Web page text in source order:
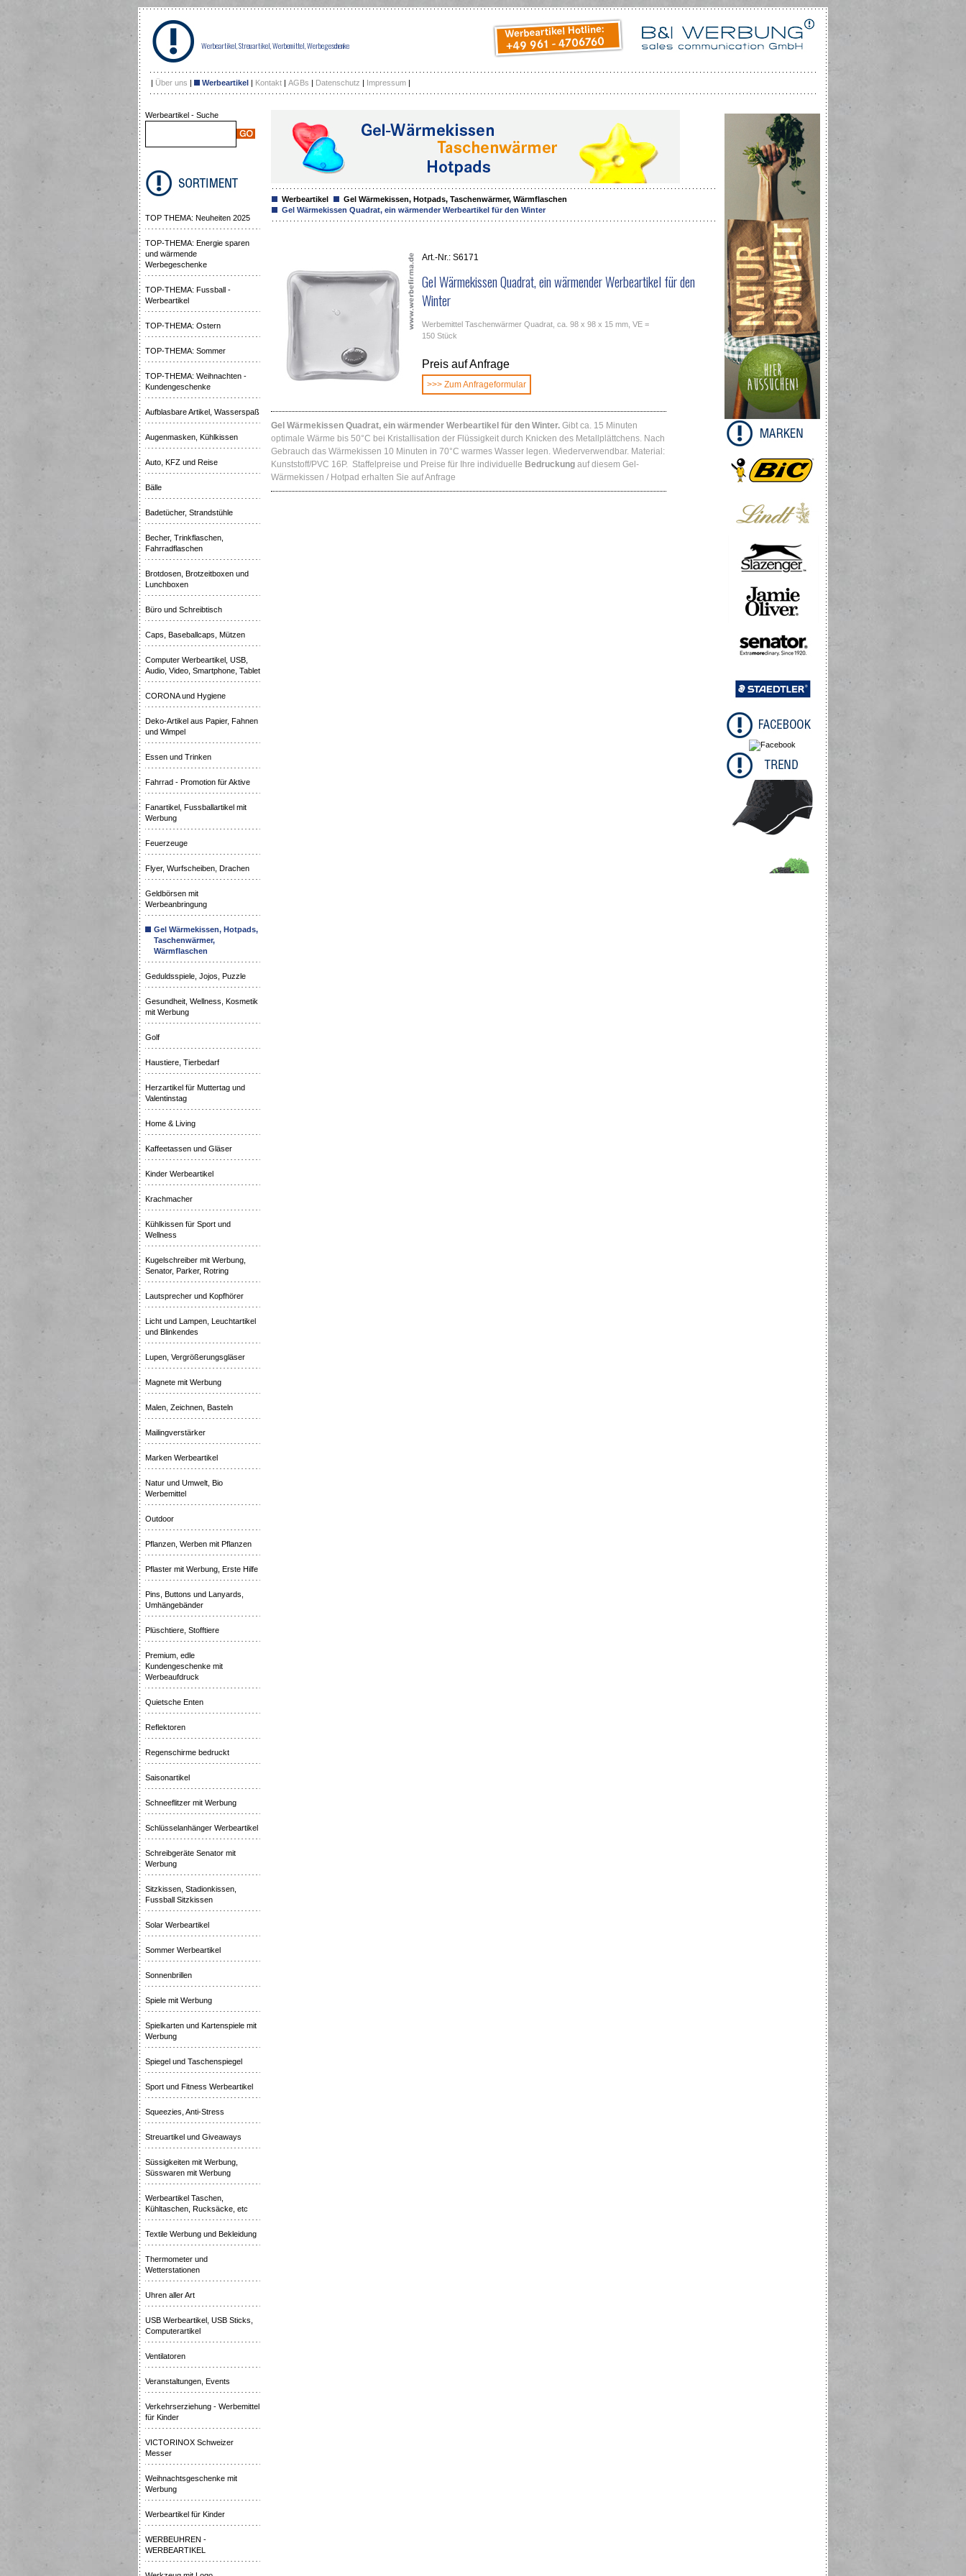
Werbeartikel, Streuartikel, Werbemittel, Werbegeschenke
| Über uns | Werbeartikel | Kontakt | AGBs | Datenschutz | Impressum |
Werbeartikel
Gel Wärmekissen, Hotpads, Taschenwärmer, Wärmflaschen
Gel Wärmekissen Quadrat, ein wärmender Werbeartikel für den Winter
Art.-Nr.: S6171
Gel Wärmekissen Quadrat, ein wärmender Werbeartikel für den
Winter
Werbemittel Taschenwärmer Quadrat, ca. 98 x 98 x 15 mm, VE =
150 Stück
Preis auf Anfrage
>>> Zum Anfrageformular
Gel Wärmekissen Quadrat, ein wärmender Werbeartikel für den Winter. Gibt ca. 15 Minuten
optimale Wärme bis 50°C bei Kristallisation der Flüssigkeit durch Knicken des Metallplättchens. Nach
Gebrauch das Wärmekissen 10 Minuten in 70°C warmes Wasser legen. Wiederverwendbar. Material:
Kunststoff/PVC 16P. Staffelpreise und Preise für Ihre individuelle Bedruckung auf diesem Gel-
Wärmekissen / Hotpad erhalten Sie auf Anfrage
Werbeartikel - Suche
TOP THEMA: Neuheiten 2025
TOP-THEMA: Energie sparen
und wärmende
Werbegeschenke
TOP-THEMA: Fussball -
Werbeartikel
TOP-THEMA: Ostern
TOP-THEMA: Sommer
TOP-THEMA: Weihnachten -
Kundengeschenke
Aufblasbare Artikel, Wasserspaß
Augenmasken, Kühlkissen
Auto, KFZ und Reise
Bälle
Badetücher, Strandstühle
Becher, Trinkflaschen,
Fahrradflaschen
Brotdosen, Brotzeitboxen und
Lunchboxen
Büro und Schreibtisch
Caps, Baseballcaps, Mützen
Computer Werbeartikel, USB,
Audio, Video, Smartphone, Tablet
CORONA und Hygiene
Deko-Artikel aus Papier, Fahnen
und Wimpel
Essen und Trinken
Fahrrad - Promotion für Aktive
Fanartikel, Fussballartikel mit
Werbung
Feuerzeuge
Flyer, Wurfscheiben, Drachen
Geldbörsen mit
Werbeanbringung
Gel Wärmekissen, Hotpads,
Taschenwärmer,
Wärmflaschen
Geduldsspiele, Jojos, Puzzle
Gesundheit, Wellness, Kosmetik
mit Werbung
Golf
Haustiere, Tierbedarf
Herzartikel für Muttertag und
Valentinstag
Home & Living
Kaffeetassen und Gläser
Kinder Werbeartikel
Krachmacher
Kühlkissen für Sport und
Wellness
Kugelschreiber mit Werbung,
Senator, Parker, Rotring
Lautsprecher und Kopfhörer
Licht und Lampen, Leuchtartikel
und Blinkendes
Lupen, Vergrößerungsgläser
Magnete mit Werbung
Malen, Zeichnen, Basteln
Mailingverstärker
Marken Werbeartikel
Natur und Umwelt, Bio
Werbemittel
Outdoor
Pflanzen, Werben mit Pflanzen
Pflaster mit Werbung, Erste Hilfe
Pins, Buttons und Lanyards,
Umhängebänder
Plüschtiere, Stofftiere
Premium, edle
Kundengeschenke mit
Werbeaufdruck
Quietsche Enten
Reflektoren
Regenschirme bedruckt
Saisonartikel
Schneeflitzer mit Werbung
Schlüsselanhänger Werbeartikel
Schreibgeräte Senator mit
Werbung
Sitzkissen, Stadionkissen,
Fussball Sitzkissen
Solar Werbeartikel
Sommer Werbeartikel
Sonnenbrillen
Spiele mit Werbung
Spielkarten und Kartenspiele mit
Werbung
Spiegel und Taschenspiegel
Sport und Fitness Werbeartikel
Squeezies, Anti-Stress
Streuartikel und Giveaways
Süssigkeiten mit Werbung,
Süsswaren mit Werbung
Werbeartikel Taschen,
Kühltaschen, Rucksäcke, etc
Textile Werbung und Bekleidung
Thermometer und
Wetterstationen
Uhren aller Art
USB Werbeartikel, USB Sticks,
Computerartikel
Ventilatoren
Veranstaltungen, Events
Verkehrserziehung - Werbemittel
für Kinder
VICTORINOX Schweizer
Messer
Weihnachtsgeschenke mit
Werbung
Werbeartikel für Kinder
WERBEUHREN -
WERBEARTIKEL